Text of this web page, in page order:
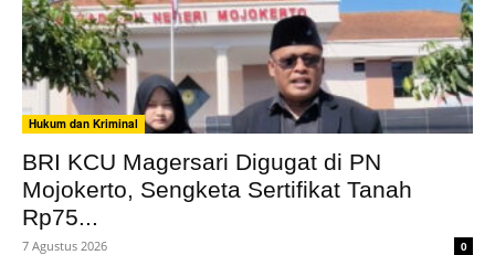
Hukum dan Kriminal
BRI KCU Magersari Digugat di PN
Mojokerto, Sengketa Sertifikat Tanah
Rp75...
7 Agustus 2026 0